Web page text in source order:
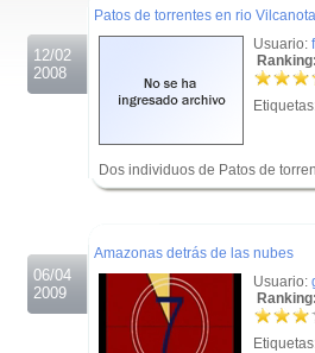
12/02
2008
Patos de torrentes en rio Vilcanota
Usuario:
Dos individuos de Patos de
06/04
2009
Amazonas detrás de las nubes
Usuario: